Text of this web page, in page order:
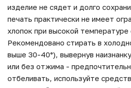
изделие не сядет и долго
печать практически не имеет
хлопок при высокой температуре
Рекомендовано стирать в
выше 30-40°), вывернув
или без отжима -
отбеливать, используйте